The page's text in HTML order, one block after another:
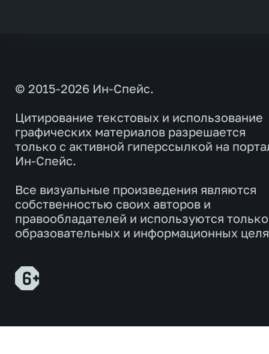
© 2015-2026 Ин-Спейс.
Цитирование текстовых и использование
графических материалов разрешается
только с активной гиперссылкой на
Ин-Спейс.
Все визуальные произведения являются
собственностью своих авторов и
правообладателей и используются
образовательных и информационных